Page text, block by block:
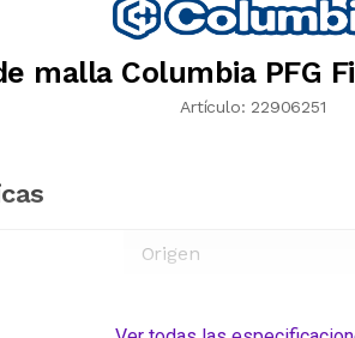
malla Columbia PFG
Artículo: 22906251
Origen